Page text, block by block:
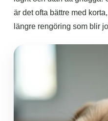
är det ofta bättre med
längre rengöring som blir